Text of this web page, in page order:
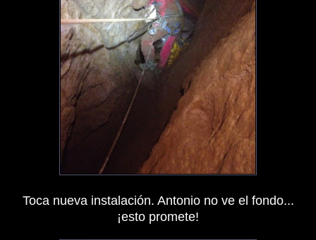
Toca nueva instalación. Antonio no ve el fondo...
¡esto promete!